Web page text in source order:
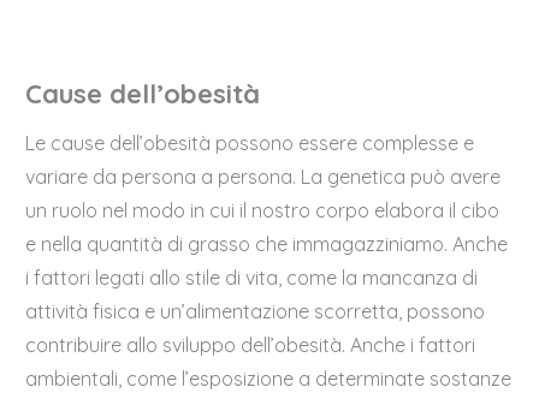
Cause dell’obesità
Le cause dell’obesità possono essere complesse e
variare da persona a persona. La genetica può avere
un ruolo nel modo in cui il nostro corpo elabora il cibo
e nella quantità di grasso che immagazziniamo. Anche
i fattori legati allo stile di vita, come la mancanza di
attività fisica e un’alimentazione scorretta, possono
contribuire allo sviluppo dell’obesità. Anche i fattori
ambientali, come l’esposizione a determinate sostanze